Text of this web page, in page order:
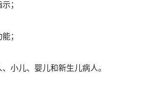
；
；
小儿、婴儿和新生儿病人。